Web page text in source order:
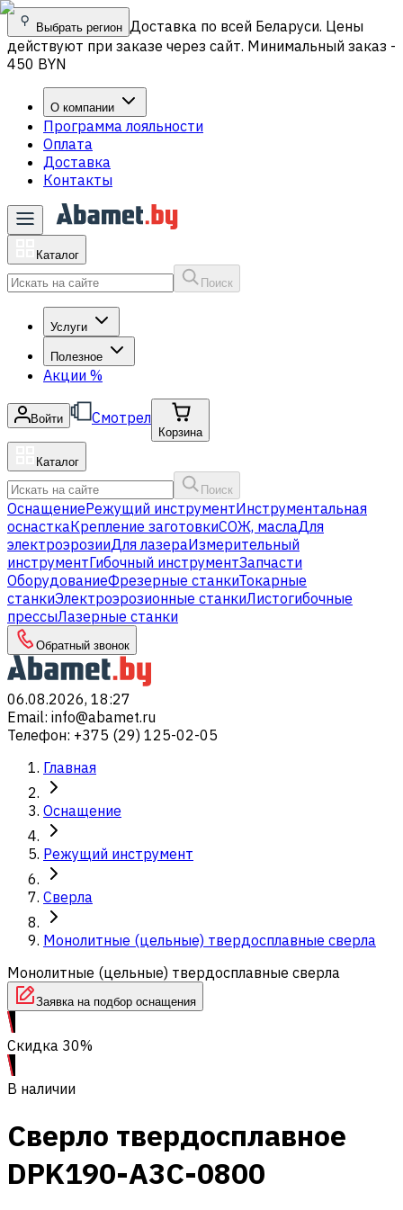
Выбрать регион Доставка по всей Беларуси. Цены
действуют при заказе через сайт. Минимальный заказ -
450 BYN
О компании
Программа лояльности
Оплата
Доставка
Контакты
Каталог
Поиск
Услуги
Полезное
Акции %
Войти Смотрел
Корзина
Каталог
Поиск
ОснащениеРежущий инструментИнструментальная
оснасткаКрепление заготовкиСОЖ, маслаДля
электроэрозииДля лазераИзмерительный
инструментГибочный инструментЗапчасти
ОборудованиеФрезерные станкиТокарные
станкиЭлектроэрозионные станкиЛистогибочные
прессыЛазерные станки
Обратный звонок
06.08.2026, 18:27
Email: info@abamet.ru
Телефон: +375 (29) 125-02-05
Главная
Оснащение
Режущий инструмент
Сверла
Монолитные (цельные) твердосплавные сверла
Монолитные (цельные) твердосплавные сверла
Заявка на подбор оснащения
Скидка 30%
В наличии
Сверло твердосплавное
DPK190-A3C-0800